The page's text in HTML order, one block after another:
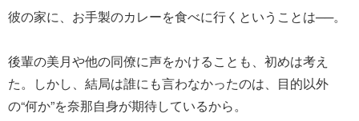
彼の家に、お手製のカレーを食べに行くということは──。
後輩の美月や他の同僚に声をかけることも、初めは考え
た。しかし、結局は誰にも言わなかったのは、目的以外
の“何か”を奈那自身が期待しているから。